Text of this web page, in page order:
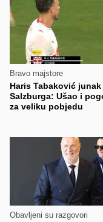
Bravo majstore
Haris Tabaković junak
Salzburga: Ušao i
za veliku pobjedu
Obavljeni su razgovori